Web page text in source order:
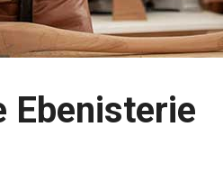
Ebenisterie